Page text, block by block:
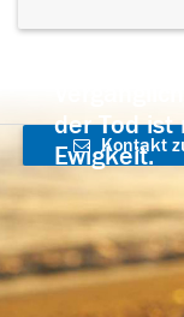
der Tod ist
Ewigkeit.
Kontakt